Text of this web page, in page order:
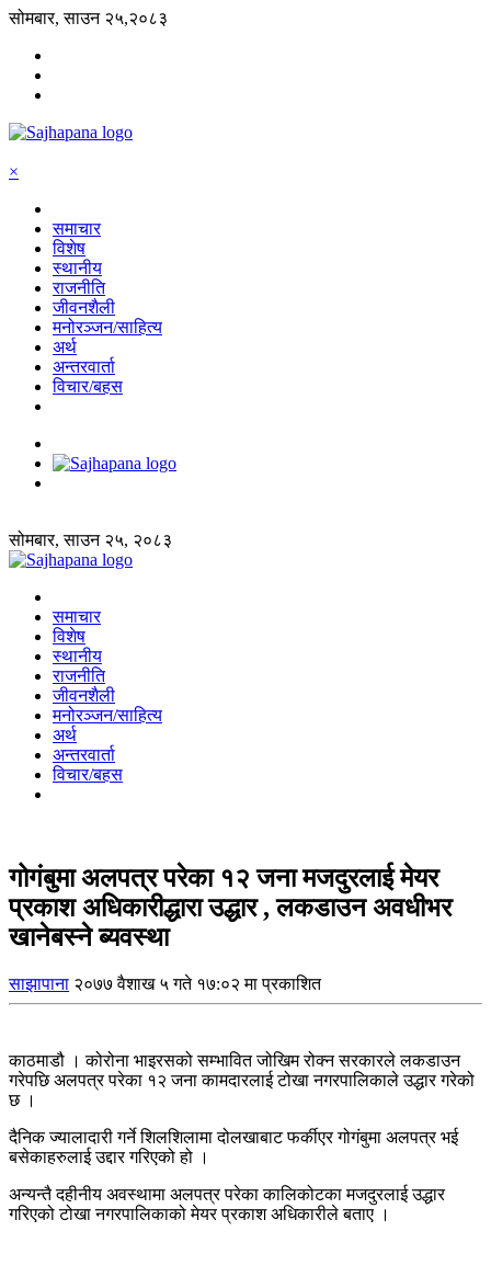
सोमबार, साउन २५,२०८३
×
समाचार
विशेष
स्थानीय
राजनीति
जीवनशैली
मनोरञ्जन/साहित्य
अर्थ
अन्तरवार्ता
विचार/बहस
सोमबार, साउन २५, २०८३
समाचार
विशेष
स्थानीय
राजनीति
जीवनशैली
मनोरञ्जन/साहित्य
अर्थ
अन्तरवार्ता
विचार/बहस
गोगंबुमा अलपत्र परेका १२ जना मजदुरलाई मेयर
प्रकाश अधिकारीद्धारा उद्धार , लकडाउन अवधीभर
खानेबस्ने ब्यवस्था
साझापाना २०७७ वैशाख ५ गते १७:०२ मा प्रकाशित
काठमाडौ । कोरोना भाइरसको सम्भावित जोखिम रोक्न सरकारले लकडाउन
गरेपछि अलपत्र परेका १२ जना कामदारलाई टोखा नगरपालिकाले उद्धार गरेको
छ ।
दैनिक ज्यालादारी गर्ने शिलशिलामा दोलखाबाट फर्कीएर गोगंबुमा अलपत्र भई
बसेकाहरुलाई उद्दार गरिएको हो ।
अन्यन्तै दहीनीय अवस्थामा अलपत्र परेका कालिकोटका मजदुरलाई उद्धार
गरिएको टोखा नगरपालिकाको मेयर प्रकाश अधिकारीले बताए ।